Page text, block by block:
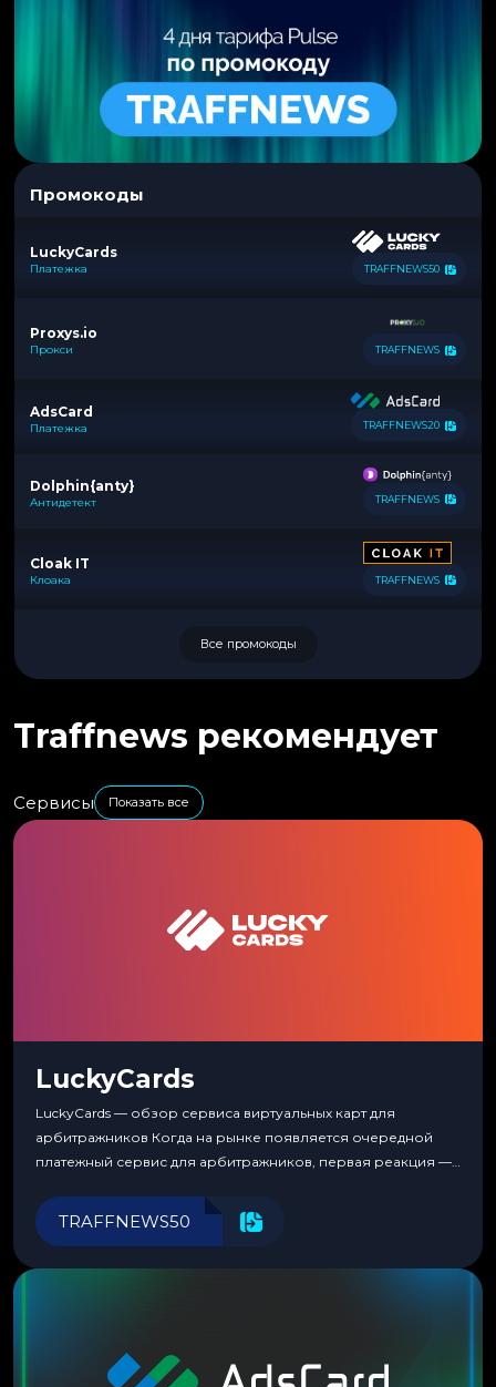
Промокоды
LuckyCards
Платежка TRAFFNEWS50
Proxys.io
Прокси TRAFFNEWS
AdsCard
Платежка TRAFFNEWS20
Dolphin{anty}
Антидетект TRAFFNEWS
Cloak IT
Клоака TRAFFNEWS
Все промокоды
Traffnews рекомендует
Сервисы Показать все
LuckyCards
LuckyCards — обзор сервиса виртуальных карт для
арбитражников Когда на рынке появляется очередной
платежный сервис для арбитражников, первая реакция —
перестаешь воспринимать всерьез любой новый продукт,
пока тот не докажет обратное делом. LuckyCards — история
TRAFFNEWS50